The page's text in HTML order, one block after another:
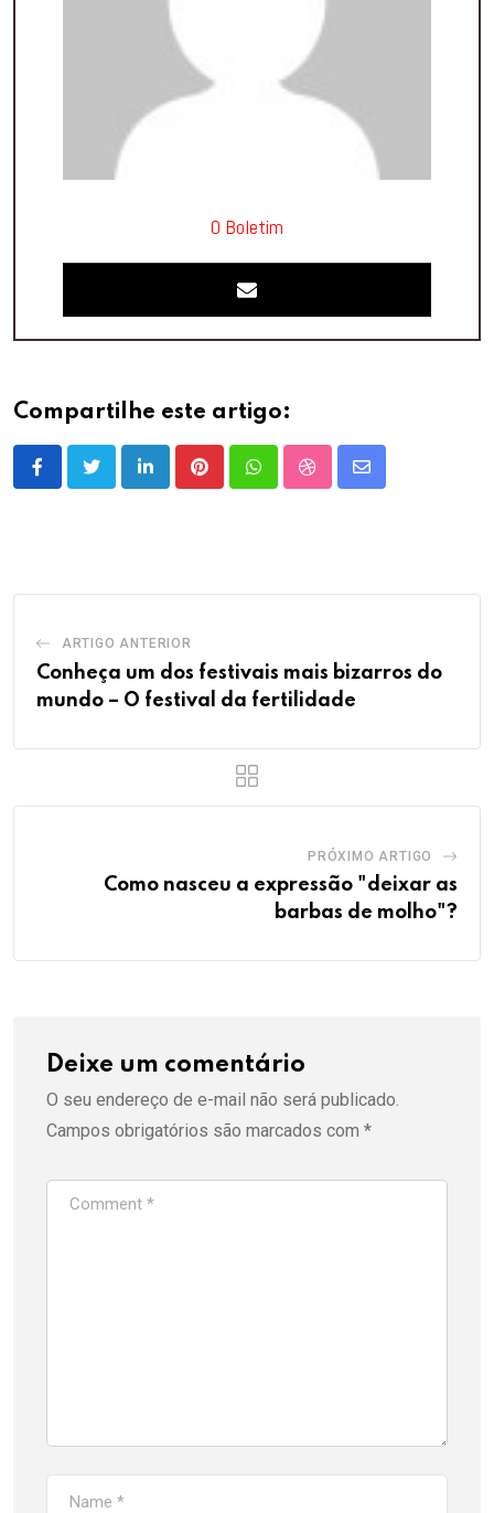
O Boletim
Compartilhe este artigo:
LinkedInPinterestWhatsappStumbleUpon
Share
ARTIGO ANTERIOR
Conheça um dos festivais mais bizarros do
mundo – O festival da fertilidade
PRÓXIMO ARTIGO
Como nasceu a expressão "deixar as
barbas de molho"?
Deixe um comentário
O seu endereço de e-mail não será publicado.
Campos obrigatórios são marcados com *